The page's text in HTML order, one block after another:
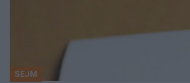
SEJM